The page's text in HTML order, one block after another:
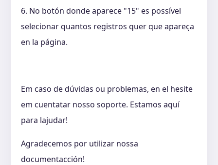
6. No botón donde aparece "15" es possível
selecionar quantos registros quer que apareça
en la página.
Em caso de dúvidas ou problemas, en el hesite
em cuentatar nosso soporte. Estamos aquí
para lajudar!
Agradecemos por utilizar nossa
documentacción!